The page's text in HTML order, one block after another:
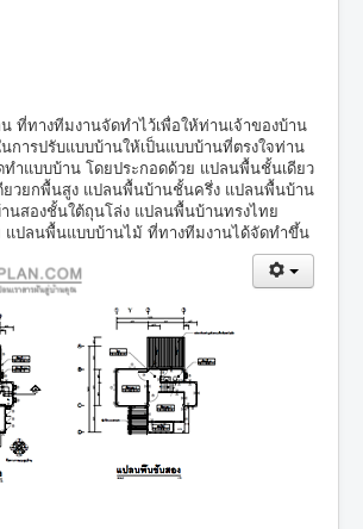
ที่ทางทีมงานจัดทำไว้เพื่อให้ท่านเจ้าของบ้าน
การปรับแบบบ้านให้เป็นแบบบ้านที่ตรงใจท่าน
ำแบบบ้าน โดยประกอดด้วย แปลนพื้นชั้นเดียว
วยกพื้นสูง แปลนพื้นบ้านชั้นครึ่ง แปลนพื้นบ้าน
นสองชั้นใต้ถุนโล่ง แปลนพื้นบ้านทรงไทย
แปลนพื้นแบบบ้านไม้ ที่ทางทีมงานได้จัดทำขึ้น